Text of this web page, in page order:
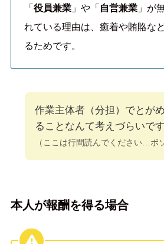
「役員兼業 」や「自営兼業 」が
れている理由は、癒着や賄賂な
るためです。
作業主体者（分担）でとが
ることなんて考えづらいで
（ここは行間読んでください…ボ
本人が報酬を得る場合